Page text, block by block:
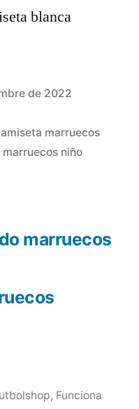
de 2022
marruecos
niño
marruecos
, Funciona